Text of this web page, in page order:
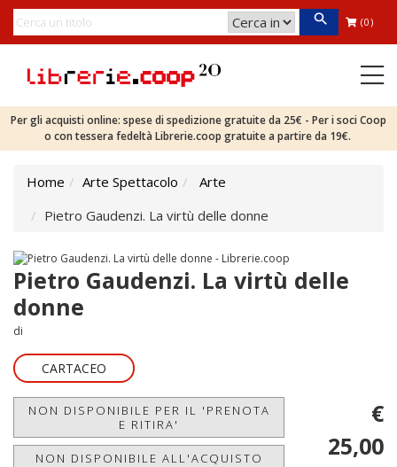
(0)
Per gli acquisti online: spese di spedizione gratuite da 25€ - Per i soci Coop
o con tessera fedeltà Librerie.coop gratuite a partire da 19€.
Home Arte Spettacolo
Arte
Pietro Gaudenzi. La virtù delle donne
Pietro Gaudenzi. La virtù delle
donne
di
CARTACEO
NON DISPONIBILE PER IL 'PRENOTA
E RITIRA'
NON DISPONIBILE ALL'ACQUISTO
€
25,00